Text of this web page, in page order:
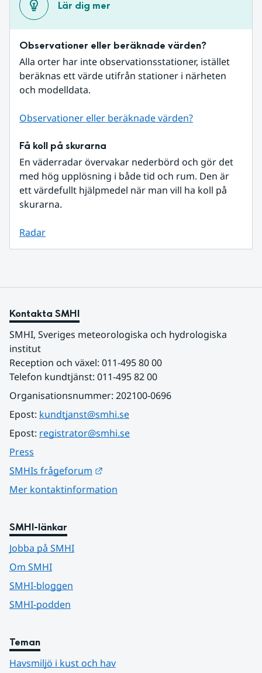
Lär dig mer
Observationer eller beräknade värden?
Alla orter har inte observationsstationer, istället
beräknas ett värde utifrån stationer i närheten
och modelldata.
Observationer eller beräknade värden?
Få koll på skurarna
En väderradar övervakar nederbörd och gör det
med hög upplösning i både tid och rum. Den är
ett värdefullt hjälpmedel när man vill ha koll på
skurarna.
Radar
Kontakta SMHI
SMHI, Sveriges meteorologiska och hydrologiska
institut
Reception och växel: 011-495 80 00
Telefon kundtjänst: 011-495 82 00
Organisationsnummer: 202100-0696
Epost: kundtjanst@smhi.se
Epost: registrator@smhi.se
Press
SMHIs frågeforum
Mer kontaktinformation
SMHI-länkar
Jobba på SMHI
Om SMHI
SMHI-bloggen
SMHI-podden
Teman
Havsmiljö i kust och hav